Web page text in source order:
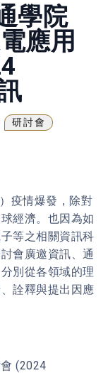
學院
應用
研討會
疫情爆發，除對
經濟。也因為如
等之相關資訊科
會廣邀資訊、通
別從各領域的理
詮釋與提出因應
(2024